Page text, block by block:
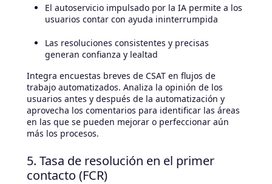
El autoservicio impulsado por la IA permite a los
usuarios contar con ayuda ininterrumpida
Las resoluciones consistentes y precisas
generan confianza y lealtad
Integra encuestas breves de CSAT en flujos de
trabajo automatizados. Analiza la opinión de los
usuarios antes y después de la automatización y
aprovecha los comentarios para identificar las áreas
en las que se pueden mejorar o perfeccionar aún
más los procesos.
5. Tasa de resolución en el primer
contacto (FCR)